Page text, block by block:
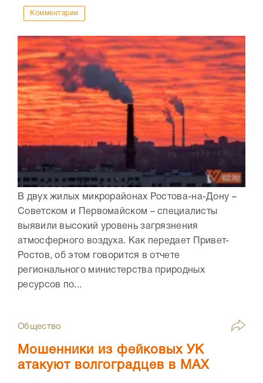
Комментарии
В двух жилых микрорайонах Ростова-на-Дону –
Советском и Первомайском – специалисты
выявили высокий уровень загрязнения
атмосферного воздуха. Как передает Привет-
Ростов, об этом говорится в отчете
регионального министерства природных
ресурсов по...
Общество
Мошенники из фейковых УК
атакуют волгоградцев в МАХ